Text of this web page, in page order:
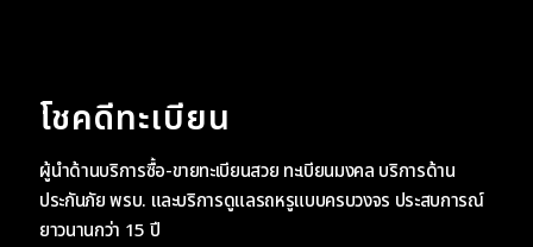
โชคดีทะเบียน
ผู้นำด้านบริการซื้อ-ขายทะเบียนสวย ทะเบียนมงคล บริการด้าน
ประกันภัย พรบ. และบริการดูแลรถหรูแบบครบวงจร ประสบการณ์
ยาวนานกว่า 15 ปี